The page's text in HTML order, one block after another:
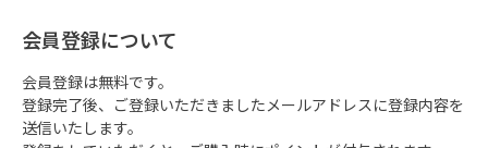
会員登録について
会員登録は無料です。
登録完了後、ご登録いただきましたメールアドレスに登録内容を
送信いたします。